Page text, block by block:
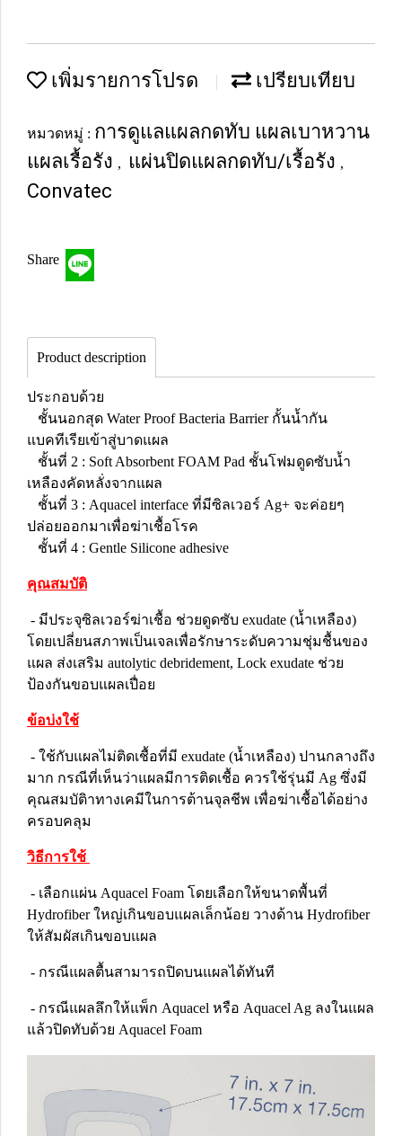
เพิ่มรายการโปรด เปรียบเทียบ
หมวดหมู่ : การดูแลแผลกดทับ แผลเบาหวาน
แผลเรื้อรัง , แผ่นปิดแผลกดทับ/เรื้อรัง ,
Convatec
Share
Product description
ประกอบด้วย
ชั้นนอกสุด Water Proof Bacteria Barrier กั้นน้ำกัน
แบคทีเรียเข้าสู่บาดแผล
ชั้นที่ 2 : Soft Absorbent FOAM Pad ชั้นโฟมดูดซับน้ำ
เหลืองคัดหลั่งจากแผล
ชั้นที่ 3 : Aquacel interface ที่มีซิลเวอร์ Ag+ จะค่อยๆ
ปล่อยออกมาเพื่อฆ่าเชื้อโรค
ชั้นที่ 4 : Gentle Silicone adhesive
คุณสมบัติ
- มีประจุซิลเวอร์ฆ่าเชื้อ ช่วยดูดซับ exudate (น้ำเหลือง)
โดยเปลี่ยนสภาพเป็นเจลเพื่อรักษาระดับความชุ่มชื้นของ
แผล ส่งเสริม autolytic debridement, Lock exudate ช่วย
ป้องกันขอบแผลเปื่อย
ข้อบ่งใช้
- ใช้กับแผลไม่ติดเชื้อที่มี exudate (น้ำเหลือง) ปานกลางถึง
มาก กรณีที่เห็นว่าแผลมีการติดเชื้อ ควรใช้รุ่นมี Ag ซึ่งมี
คุณสมบัติาทางเคมีในการต้านจุลชีพ เพื่อฆ่าเชื้อได้อย่าง
ครอบคลุม
วิธีการใช้
- เลือกแผ่น Aquacel Foam โดยเลือกให้ขนาดพื้นที่
Hydrofiber ใหญ่เกินขอบแผลเล็กน้อย วางด้าน Hydrofiber
ให้สัมผัสเกินขอบแผล
- กรณีแผลตื้นสามารถปิดบนแผลได้ทันที
- กรณีแผลลึกให้แพ็ก Aquacel หรือ Aquacel Ag ลงในแผล
แล้วปิดทับด้วย Aquacel Foam